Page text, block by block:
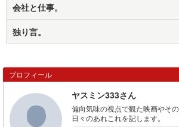
会社と仕事。
独り言。
プロフィール
ヤスミン333さん
偏向気味の視点で観た映画やそ
日々のあれこれを記します。